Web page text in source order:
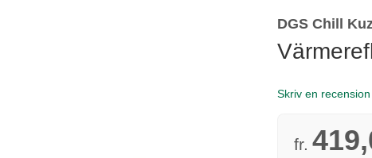
DGS Chill
Skriv en recension
fr.